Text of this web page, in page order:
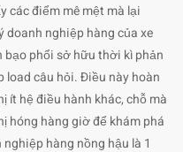
các điểm mê mệt mà lại
nghiệp hàng của xe
phổi sở hữu thời kì phản
load câu hỏi. Điều này hoàn
ít hệ điều hành khác, chỗ mà
hóng hàng giờ để khám phá
hàng nồng hậu là 1